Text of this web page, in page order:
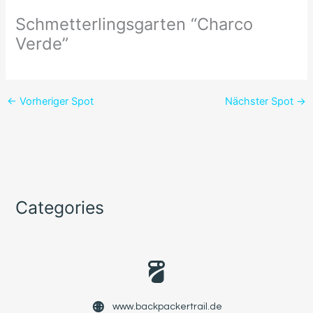
Schmetterlingsgarten “Charco
Verde”
← Vorheriger Spot Nächster Spot →
Categories
www.backpackertrail.de